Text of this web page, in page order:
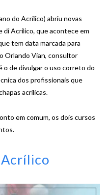
do Acrílico) abriu novas
di Acrilico, que acontece em
tem data marcada para
Orlando Vian, consultor
de divulgar o uso correto do
dos profissionais que
acrílicas.
em comum, os dois cursos
Acrílico